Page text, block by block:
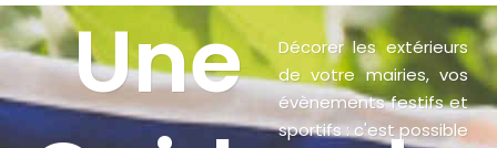
Une
Décorer les extérieurs
de votre mairies, vos
évènements festifs et
sportifs : c'est possible